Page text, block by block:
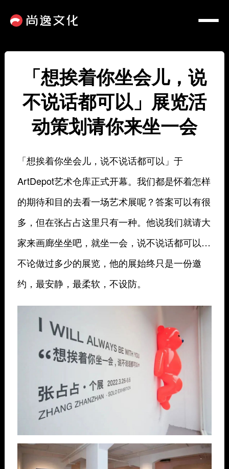
「想挨着你坐会儿，说
不说话都可以」展览活
动策划请你来坐一会
「想挨着你坐会儿，说不说话都可以」于
ArtDepot艺术仓库正式开幕。我们都是怀着怎样
的期待和目的去看一场艺术展呢？答案可以有很
多，但在张占占这里只有一种。他说我们就请大
家来画廊坐坐吧，就坐一会，说不说话都可以…
不论做过多少的展览，他的展始终只是一份邀
约，最安静，最柔软，不设防。